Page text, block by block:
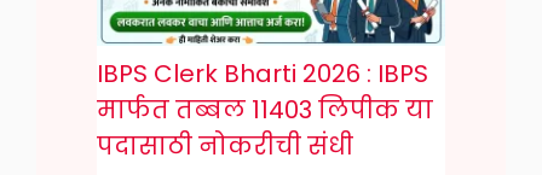
IBPS Clerk Bharti 2026 : IBPS
मार्फत तब्बल 11403 लिपीक या
पदासाठी नोकरीची संधी